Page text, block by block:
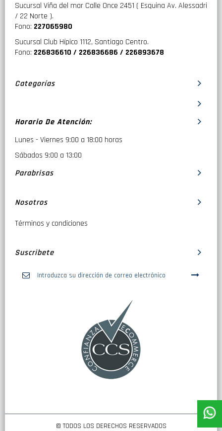
Sucursal Viña del mar Calle Once 2451 ( Esquina Av. Alessadri
/ 22 Norte ).
Fono: 227065980
Sucursal Club Hípico 1112, Santiago Centro.
Fono: 226836610 / 226836686 / 226893678
Categorías
Horario De Atención:
Lunes - Viernes 9:00 a 18:00 horas
Sábados 9:00 a 13:00
Parabrisas
Nosotros
Términos y condiciones
Suscribete
© TODOS LOS DERECHOS RESERVADOS